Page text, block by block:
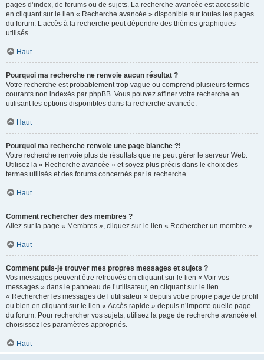
pages d’index, de forums ou de sujets. La recherche avancée est accessible
en cliquant sur le lien « Recherche avancée » disponible sur toutes les pages
du forum. L’accès à la recherche peut dépendre des thèmes graphiques
utilisés.
Haut
Pourquoi ma recherche ne renvoie aucun résultat ?
Votre recherche est probablement trop vague ou comprend plusieurs termes
courants non indexés par phpBB. Vous pouvez affiner votre recherche en
utilisant les options disponibles dans la recherche avancée.
Haut
Pourquoi ma recherche renvoie une page blanche ?!
Votre recherche renvoie plus de résultats que ne peut gérer le serveur Web.
Utilisez la « Recherche avancée » et soyez plus précis dans le choix des
termes utilisés et des forums concernés par la recherche.
Haut
Comment rechercher des membres ?
Allez sur la page « Membres », cliquez sur le lien « Rechercher un membre ».
Haut
Comment puis-je trouver mes propres messages et sujets ?
Vos messages peuvent être retrouvés en cliquant sur le lien « Voir vos
messages » dans le panneau de l’utilisateur, en cliquant sur le lien
« Rechercher les messages de l’utilisateur » depuis votre propre page de profil
ou bien en cliquant sur le lien « Accès rapide » depuis n’importe quelle page
du forum. Pour rechercher vos sujets, utilisez la page de recherche avancée et
choisissez les paramètres appropriés.
Haut